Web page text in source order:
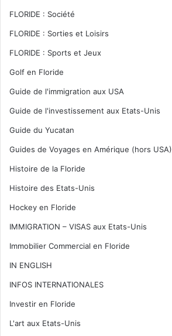
FLORIDE : Société
FLORIDE : Sorties et Loisirs
FLORIDE : Sports et Jeux
Golf en Floride
Guide de l'immigration aux USA
Guide de l'investissement aux Etats-Unis
Guide du Yucatan
Guides de Voyages en Amérique (hors USA)
Histoire de la Floride
Histoire des Etats-Unis
Hockey en Floride
IMMIGRATION – VISAS aux Etats-Unis
Immobilier Commercial en Floride
IN ENGLISH
INFOS INTERNATIONALES
Investir en Floride
L'art aux Etats-Unis